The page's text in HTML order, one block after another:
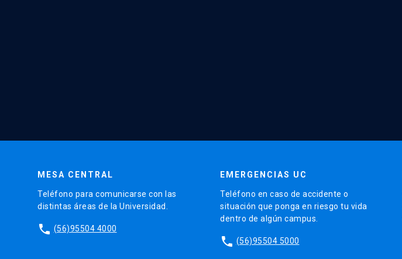
MESA CENTRAL
Teléfono para comunicarse con las
distintas áreas de la Universidad.
phone (56)95504 4000
EMERGENCIAS UC
Teléfono en caso de accidente o
situación que ponga en riesgo tu vida
dentro de algún campus.
phone (56)95504 5000